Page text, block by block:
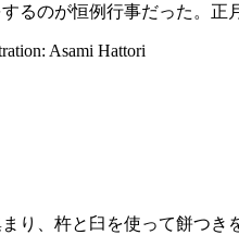
るのが恒例行事だった。
Asami Hattori
り、杵と臼を使って餅つ